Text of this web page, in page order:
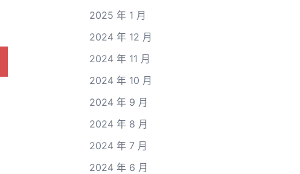
2025 年 1 月
2024 年 12 月
2024 年 11 月
2024 年 10 月
2024 年 9 月
2024 年 8 月
2024 年 7 月
2024 年 6 月